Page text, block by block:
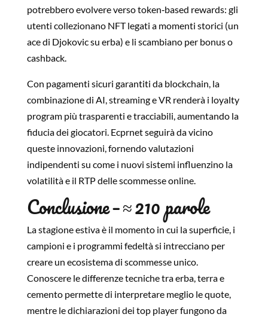
potrebbero evolvere verso token‑based rewards: gli
utenti collezionano NFT legati a momenti storici (un
ace di Djokovic su erba) e li scambiano per bonus o
cashback.
Con pagamenti sicuri garantiti da blockchain, la
combinazione di AI, streaming e VR renderà i loyalty
program più trasparenti e tracciabili, aumentando la
fiducia dei giocatori. Ecprnet seguirà da vicino
queste innovazioni, fornendo valutazioni
indipendenti su come i nuovi sistemi influenzino la
volatilità e il RTP delle scommesse online.
Conclusione – ≈ 210 parole
La stagione estiva è il momento in cui la superficie, i
campioni e i programmi fedeltà si intrecciano per
creare un ecosistema di scommesse unico.
Conoscere le differenze tecniche tra erba, terra e
cemento permette di interpretare meglio le quote,
mentre le dichiarazioni dei top player fungono da